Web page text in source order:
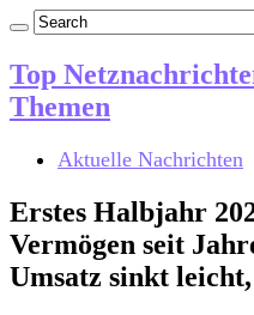
Top
Themen
Aktuelle Nachrichten
Erstes Halbjahr
Vermögen seit
Umsatz sinkt